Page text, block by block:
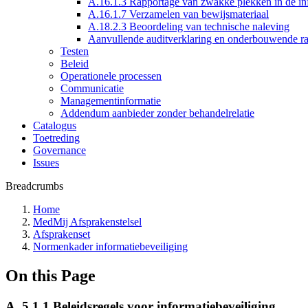
A.16.1.7 Verzamelen van bewijsmateriaal
A.18.2.3 Beoordeling van technische naleving
Aanvullende auditverklaring en onderbouwende
Testen
Beleid
Operationele processen
Communicatie
Managementinformatie
Addendum aanbieder zonder behandelrelatie
Catalogus
Toetreding
Governance
Issues
Breadcrumbs
Home
MedMij Afsprakenstelsel
Afsprakenset
Normenkader informatiebeveiliging
On this Page